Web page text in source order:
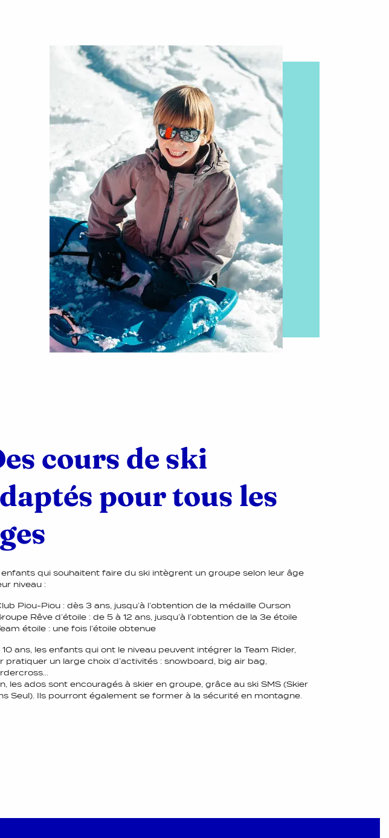
cours de ski
pour tous les
enfants qui souhaitent faire du ski intègrent un groupe selon leur âge
niveau :
Piou-Piou : dès 3 ans, jusqu’à l’obtention de la médaille Ourson
Rêve d’étoile : de 5 à 12 ans, jusqu’à l’obtention de la 3e étoile
étoile : une fois l’étoile obtenue
10 ans, les enfants qui ont le niveau peuvent intégrer la Team Rider,
pratiquer un large choix d’activités : snowboard, big air bag,
les ados sont encouragés à skier en groupe, grâce au ski SMS (Skier
Seul). Ils pourront également se former à la sécurité en montagne.